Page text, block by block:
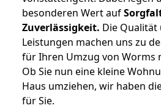
besonderen Wert auf
Zuverlässigkeit. Die
Leistungen machen uns zu
für Ihren Umzug von Worms
Ob Sie nun eine kleine
Haus umziehen, wir haben
für Sie.